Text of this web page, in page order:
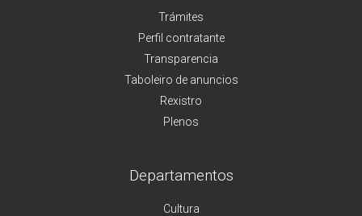
Trámites
Perfil contratante
Transparencia
Taboleiro de anuncios
Rexistro
Plenos
Departamentos
Cultura